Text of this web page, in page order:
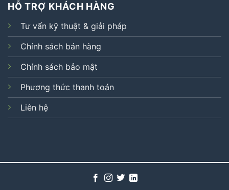
HỖ TRỢ KHÁCH HÀNG
Tư vấn kỹ thuật & giải pháp
Chính sách bán hàng
Chính sách bảo mật
Phương thức thanh toán
Liên hệ